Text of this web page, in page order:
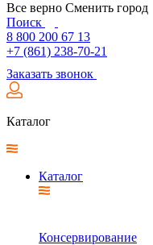
Все верно Сменить город
Поиск
8 800 200 67 13
+7 (861) 238-70-21
Заказать звонок
Каталог
Каталог
Консервирование